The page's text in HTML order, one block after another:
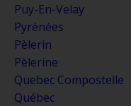
Puy-En-Velay
Pyrénées
Pèlerin
Pèlerine
Quebec Compostelle
Québec